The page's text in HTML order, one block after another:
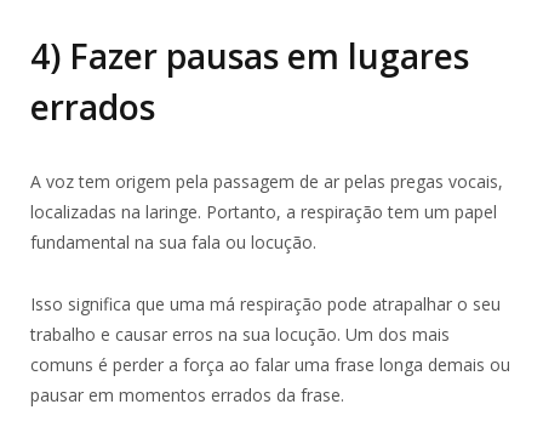
4) Fazer pausas em lugares
errados
A voz tem origem pela passagem de ar pelas pregas vocais,
localizadas na laringe. Portanto, a respiração tem um papel
fundamental na sua fala ou locução.
Isso significa que uma má respiração pode atrapalhar o seu
trabalho e causar erros na sua locução. Um dos mais
comuns é perder a força ao falar uma frase longa demais ou
pausar em momentos errados da frase.